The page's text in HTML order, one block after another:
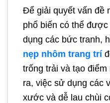
Để giải quyết vấn đề
phổ biến có thể
dụng các bức tranh,
nẹp nhôm trang trí
trống trải và tạo
ra, việc sử dụng các
xước và dễ lau chùi